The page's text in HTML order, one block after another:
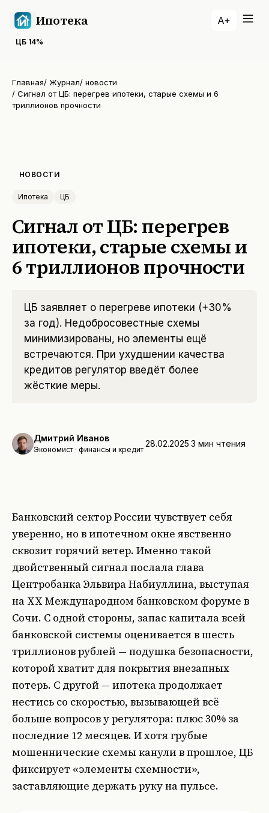
Ипотека
ЦБ 14%
A+
Главная/ Журнал/ новости
/ Сигнал от ЦБ: перегрев ипотеки, старые схемы и 6
триллионов прочности
НОВОСТИ
Ипотека ЦБ
Сигнал от ЦБ: перегрев
ипотеки, старые схемы и
6 триллионов прочности
ЦБ заявляет о перегреве ипотеки (+30%
за год). Недобросовестные схемы
минимизированы, но элементы ещё
встречаются. При ухудшении качества
кредитов регулятор введёт более
жёсткие меры.
Дмитрий Иванов
Экономист · финансы и кредит
28.02.2025 3 мин чтения
Банковский сектор России чувствует себя
уверенно, но в ипотечном окне явственно
сквозит горячий ветер. Именно такой
двойственный сигнал послала глава
Центробанка Эльвира Набиуллина, выступая
на ХХ Международном банковском форуме в
Сочи. С одной стороны, запас капитала всей
банковской системы оценивается в шесть
триллионов рублей — подушка безопасности,
которой хватит для покрытия внезапных
потерь. С другой — ипотека продолжает
нестись со скоростью, вызывающей всё
больше вопросов у регулятора: плюс 30% за
последние 12 месяцев. И хотя грубые
мошеннические схемы канули в прошлое, ЦБ
фиксирует «элементы схемности»,
заставляющие держать руку на пульсе.